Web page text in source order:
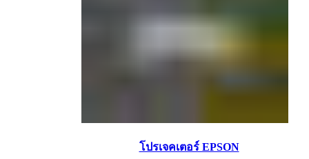
โปรเจคเตอร์ EPSON